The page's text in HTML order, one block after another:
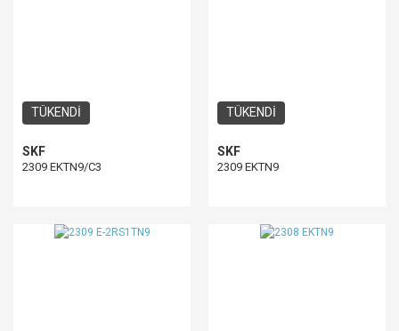
TÜKENDİ
SKF
2309 EKTN9/C3
TÜKENDİ
SKF
2309 EKTN9